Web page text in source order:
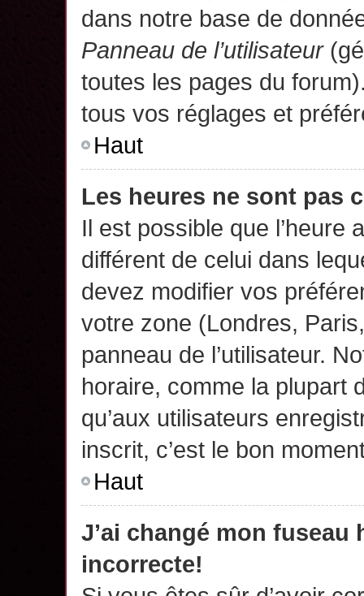
dans notre base de
Panneau de l’utilisateur
toutes les pages du
tous vos réglages et
Haut
Les heures ne sont pas
Il est possible que l’heure
différent de celui dans
devez modifier vos
votre zone (Londres,
panneau de l’utilisateur.
horaire, comme la plupart
qu’aux utilisateurs
inscrit, c’est le bon
Haut
J’ai changé mon fuseau
incorrecte!